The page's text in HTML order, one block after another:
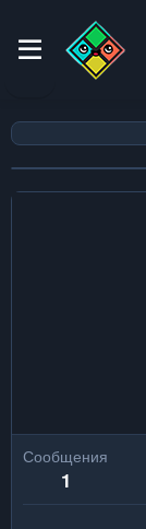
Сообщения
1